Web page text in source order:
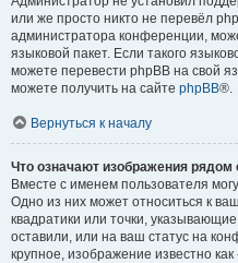
или же просто никто не перевёл
администратора конференции,
языковой пакет. Если такого
можете перевести phpBB на свой
можете получить на сайте phpBB®.
Вернуться к началу
Что означают изображения
Вместе с именем пользователя
Одно из них может относиться к
квадратики или точки,
оставили, или на ваш статус на
крупное, изображение известно